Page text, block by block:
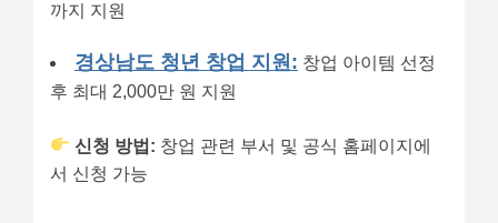
까지 지원
경상남도 청년 창업 지원: 창업 아이템 선정
후 최대 2,000만 원 지원
신청 방법: 창업 관련 부서 및 공식 홈페이지에
서 신청 가능